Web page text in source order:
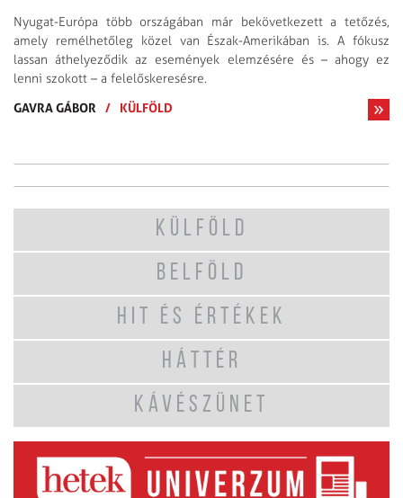
Nyugat-Európa több országában már bekövetkezett a tetőzés,
amely remélhetőleg közel van Észak-Amerikában is. A fókusz
lassan áthelyeződik az események elemzésére és – ahogy ez
lenni szokott – a felelőskeresésre.
GAVRA GÁBOR
/ KÜLFÖLD
KÜLFÖLD
BELFÖLD
HIT ÉS ÉRTÉKEK
HÁTTÉR
KÁVÉSZÜNET